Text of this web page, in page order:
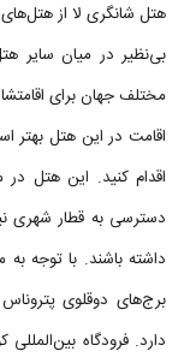
هتل شانگری لا از
بی‌نظیر در میان سایر
مختلف جهان برای
اقامت در این هتل بهتر
اقدام کنید. این هتل
دسترسی به قطار شهری
برج‌های دوقلوی